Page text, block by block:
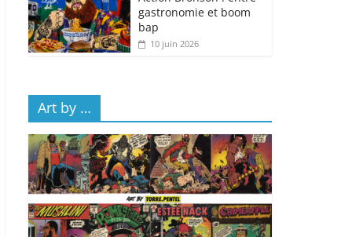
gastronomie et boom
bap
10 juin 2026
Art by …